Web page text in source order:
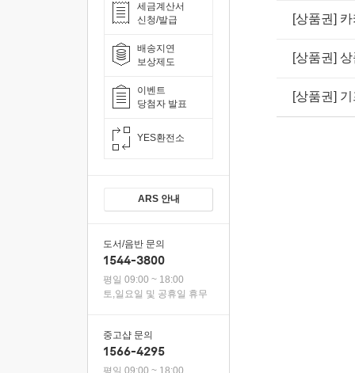
세금계산서
신청/발급
배송지연
보상제도
이벤트
당첨자 발표
YES환전소
ARS 안내
도서/음반 문의
1544-3800
평일 09:00 ~ 18:00
토,일요일 및 공휴일 휴무
중고샵 문의
1566-4295
평일 09:00 ~ 18:00
[상품권]
[상품권]
[상품권]